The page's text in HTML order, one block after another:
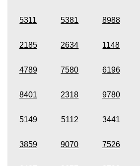
5311 5381 8988
2185 2634 1148
4789 7580 6196
8401 2318 9780
5149 5112 3441
3859 9070 7526